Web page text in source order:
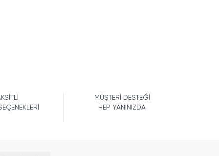
MÜŞTERİ DESTEĞİ
HEP YANINIZDA